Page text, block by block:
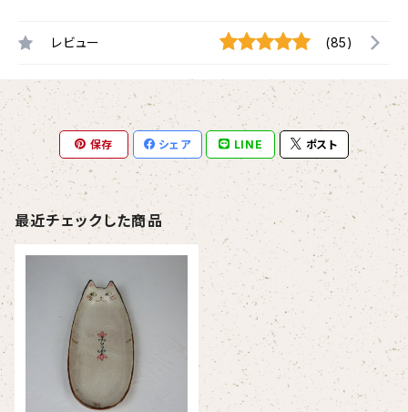
レビュー (85)
保存 シェア LINE ポスト
最近チェックした商品